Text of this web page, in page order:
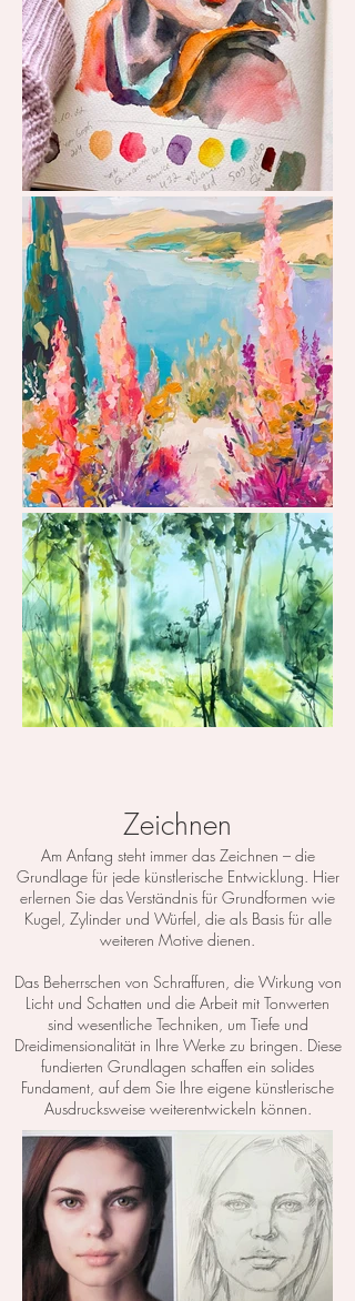
Zeichnen
Am Anfang steht immer das Zeichnen – die
Grundlage für jede künstlerische Entwicklung. Hier
erlernen Sie das Verständnis für Grundformen wie
Kugel, Zylinder und Würfel, die als Basis für alle
weiteren Motive dienen.
Das Beherrschen von Schraffuren, die Wirkung von
Licht und Schatten und die Arbeit mit Tonwerten
sind wesentliche Techniken, um Tiefe und
Dreidimensionalität in Ihre Werke zu bringen. Diese
fundierten Grundlagen schaffen ein solides
Fundament, auf dem Sie Ihre eigene künstlerische
Ausdrucksweise weiterentwickeln können.